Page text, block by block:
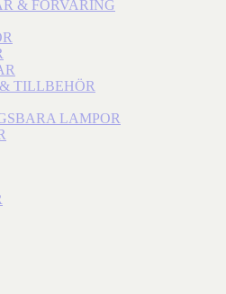
& FÖRVARING
TILLBEHÖR
LAMPOR